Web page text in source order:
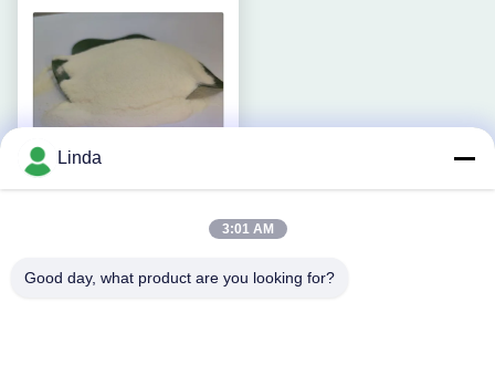
pesce con l'aminoacido di
Ottieni il miglior
Linda
3:01 AM
Good day, what product are you looking for?